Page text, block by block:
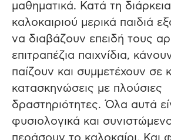
μαθηματικά. Κατά τη
καλοκαιριού μερικά παιδιά
να διαβάζουν επειδή τους
επιτραπέζια παιχνίδια,
παίζουν και συμμετέχουν σε
κατασκηνώσεις με πλούσιες
δραστηριότητες. Όλα αυτά
φυσιολογικά και